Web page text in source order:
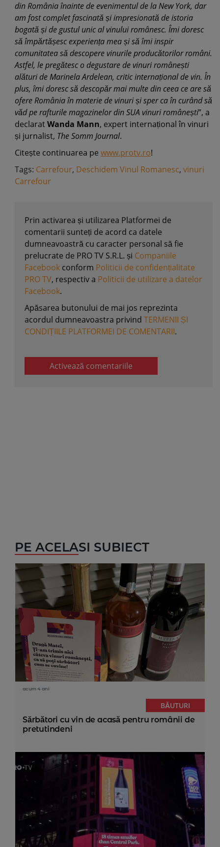
din România înainte de evenimentul de la New York, dar
am fost complet fascinată și impresionată de istoria
bogată și de gustul unic al vinului românesc. Îmi doresc
să împărtășesc experiența mea și să îmi inspir
comunitatea să descopere vinurile producătorilor români.
Astfel, le pregătesc o degustare de vinuri românești
alături de Marinela Ardelean, critic internațional de vin. În
plus, îmi doresc să descopăr mai multe din ceea ce are să
ofere România în materie de vinuri și sper ca în curând să
văd pe rafturile magazinelor din SUA vinuri românești”, a
declaratWanda Mann, expert internațional în vinuri
și jurnalist, The Somm Journal.
Citește continuarea pe www.protv.ro!
Tags: Carrefour, Deschidem Vinul Romanesc, vinuri
Carrefour
Prin activarea și utilizarea Platformei de
comentarii sunteți de acord ca datele
dumneavoastră cu caracter personal să fie
prelucrate de PRO TV S.R.L. și Companiile
Facebook conform Politicii de confidențialitate
PRO TV, respectiv a Politicii de utilizare a datelor
Facebook.
Apăsarea butonului de mai jos reprezinta
acordul dumneavoastra privind TERMENII ȘI
CONDIȚIILE PLATFORMEI DE COMENTARII.
Activează comentariile
PE ACELASI SUBIECT
acum 4 ani
BĂUTURI
Sărbători cu vin de acasă pentru românii de
pretutindeni